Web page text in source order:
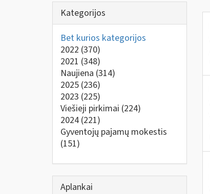
Kategorijos
Bet kurios kategorijos
2022 (370)
2021 (348)
Naujiena (314)
2025 (236)
2023 (225)
Viešieji pirkimai (224)
2024 (221)
Gyventojų pajamų mokestis
(151)
Aplankai